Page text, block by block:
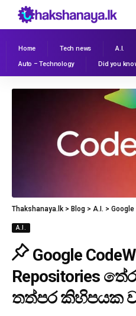
Home Tech news A.I.
Auto – Technology
Did you
Thakshanaya.lk > Blog > A.I. > Google
A.I.
Google
Repositories
තත්පර කිහිපයක